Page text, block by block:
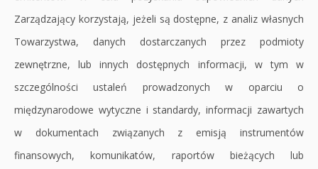
Zarządzający korzystają, jeżeli są dostępne, z analiz własnych
Towarzystwa, danych dostarczanych przez podmioty
zewnętrzne, lub innych dostępnych informacji, w tym w
szczególności ustaleń prowadzonych w oparciu o
międzynarodowe wytyczne i standardy, informacji zawartych
w dokumentach związanych z emisją instrumentów
finansowych, komunikatów, raportów bieżących lub